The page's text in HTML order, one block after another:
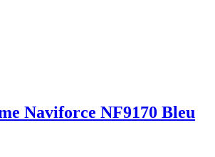
Naviforce NF9170 Bleu